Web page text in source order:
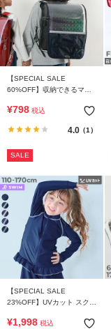
【SPECIAL SALE
60%OFF】収納できるマチ
ドセルカバー
¥798 税込
4.0（1）
SALE
【SPECIAL SALE
23%OFF】UVカット スクー
ード
¥1,998 税込